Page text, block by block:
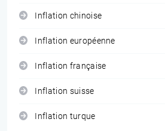
Inflation chinoise
Inflation européenne
Inflation française
Inflation suisse
Inflation turque